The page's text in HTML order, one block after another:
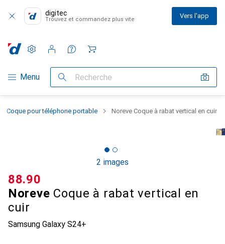
digitec
Trouvez et commandez plus vite Vers l'app
Navigation par catégorie
Menu Recherche
Paramètres
Compte client
Listes de comparaison
Listes d'envies
Panier
Coque pour téléphone portable Noreve Coque à rabat vertical en cuir
2 images
Noreve Coque à rabat vertical en
cuir
Samsung Galaxy S24+
CHF
88.90